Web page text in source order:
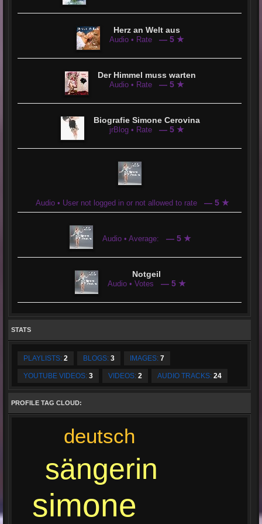
Herz an Welt aus
Audio • Rate — 5 ★
Der Himmel muss warten
Audio • Rate — 5 ★
Biografie Simone Cerovina
jrBlog • Rate — 5 ★
Audio • User not logged in or not allowed to rate — 5 ★
Audio • Average: — 5 ★
Notgeil
Audio • Votes — 5 ★
STATS
PLAYLISTS: 2 BLOGS: 3 IMAGES: 7
YOUTUBE VIDEOS: 3 VIDEOS: 2 AUDIO TRACKS: 24
PROFILE TAG CLOUD:
simone
sängerin
deutsch